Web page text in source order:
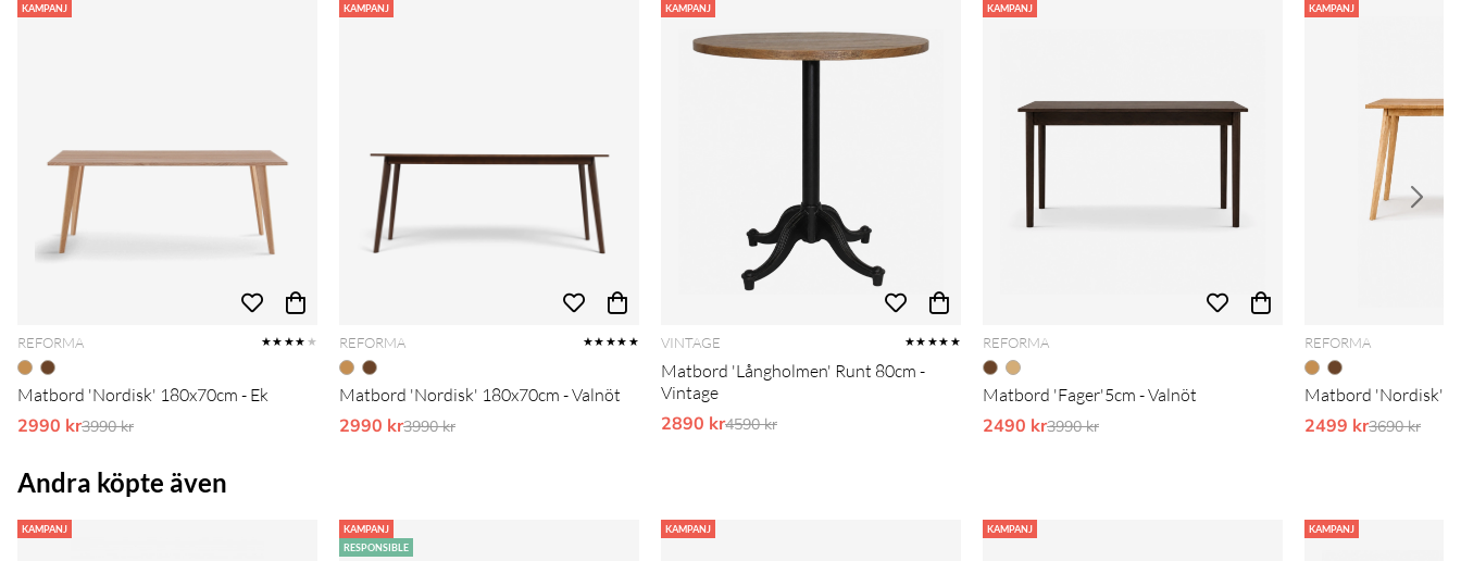
KAMPANJ
REFORMA ★★★★ ★
Matbord 'Nordisk' 180x70cm - Ek
2990 krOrdinarie pris:
3990 kr
KAMPANJ
REFORMA ★★★★★
Matbord 'Nordisk' 180x70cm - Valnöt
2990 krOrdinarie pris:
3990 kr
KAMPANJ
VINTAGE ★★★★★
Matbord 'Långholmen' Runt 80cm -
Vintage
2890 krOrdinarie pris:
4590 kr
KAMPANJ
REFORMA
Matbord 'Fager'5cm - Valnöt
2490 krOrdinarie pris:
3990 kr
KAMPANJ
REFORMA
Matbord 'Nordisk'
2499 krOrdinarie
3690 kr
Andra köpte även
KAMPANJ
KAMPANJ
RESPONSIBLE
KAMPANJ KAMPANJ KAMPANJ